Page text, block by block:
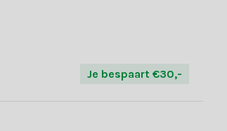
Je bespaart €30,-